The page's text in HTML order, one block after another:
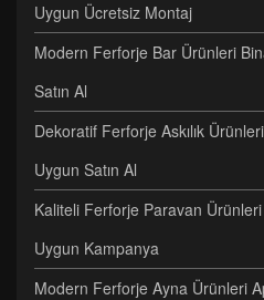
Uygun Ücretsiz Montaj
Modern Ferforje Bar Ürünleri
Satın Al
Dekoratif Ferforje Askılık
Uygun Satın Al
Kaliteli Ferforje Paravan
Uygun Kampanya
Modern Ferforje Ayna Ürünleri